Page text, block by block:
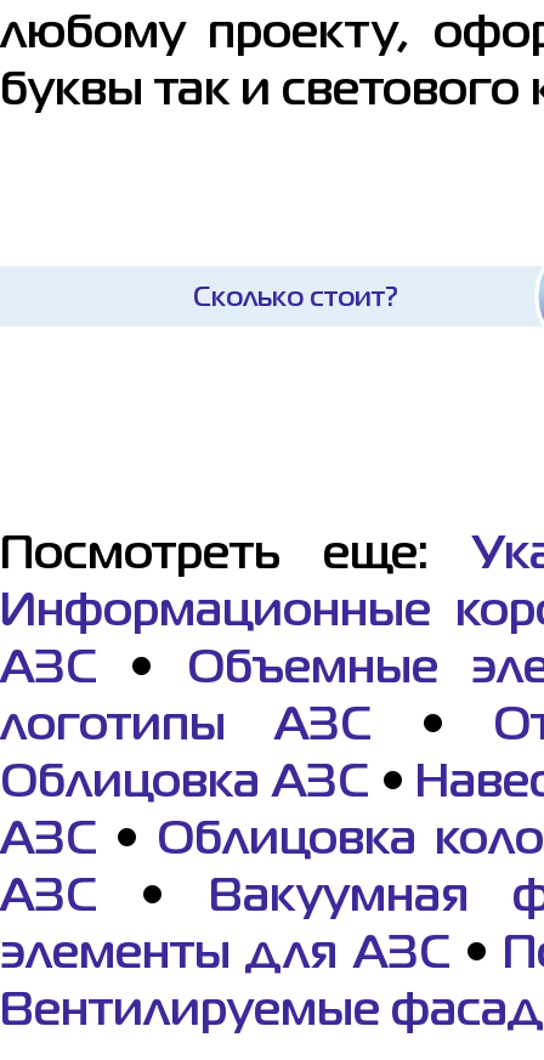
любому проекту,
буквы так и светового
Сколько стоит?
Посмотреть еще:
Информационные
АЗС • Объемные
логотипы АЗС •
Облицовка АЗС •
АЗС • Облицовка
АЗС • Вакуумная
элементы для АЗС •
Вентилируемые